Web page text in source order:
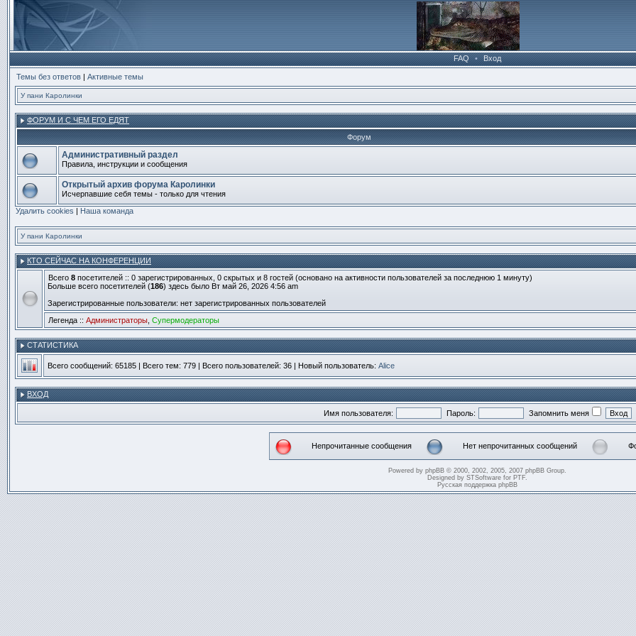
FAQ • Вход
Темы без ответов | Активные темы
У пани Каролинки
ФОРУМ И С ЧЕМ ЕГО ЕДЯТ
Форум
Нет
непрочитанных
сообщений
Административный раздел
Правила, инструкции и сообщения
Нет
непрочитанных
Открытый архив форума Каролинки
Исчерпавшие себя темы - только для чтения
Удалить cookies | Наша команда
У пани Каролинки
КТО СЕЙЧАС НА КОНФЕРЕНЦИИ
Всего 8 посетителей :: 0 зарегистрированных, 0 скрытых и 8 гостей (основано на активности пользователей за последнюю 1 минуту)
Больше всего посетителей (186) здесь было Вт май 26, 2026 4:56 am
Зарегистрированные пользователи: нет зарегистрированных пользователей
Легенда :: Администраторы Супермодераторы
СТАТИСТИКА
Всего сообщений: 65185 | Всего тем: 779 | Всего пользователей: 36 | Новый пользователь: Alice
ВХОД
Имя пользователя: Пароль: Запомнить меня
Непрочитанные
Непрочитанные сообщения
Нет
непрочитанных
сообщений
Нет непрочитанных сообщений
Нет
Powered by phpBB© 2000, 2002, 2005, 2007 phpBB Group.
Designed by STSoftwarefor PTF.
Русская поддержка phpBB